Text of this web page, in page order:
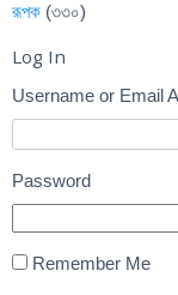
রূপক (৩৩০)
Log In
Username or Email
Password
Remember Me